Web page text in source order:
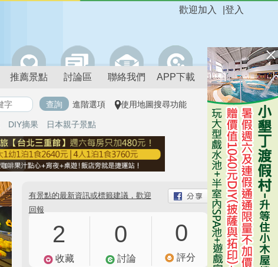
登入
歡迎加入
推薦景點 討論區 聯絡我們 APP下載
進階選項 使用地圖搜尋功能
DIY摘果 日本親子景點
有景點的最新資訊或標籤建議，歡迎
回報
2
收藏
0
討論
0
評分